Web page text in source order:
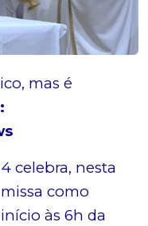
mas é
celebra, nesta
como
às 6h da